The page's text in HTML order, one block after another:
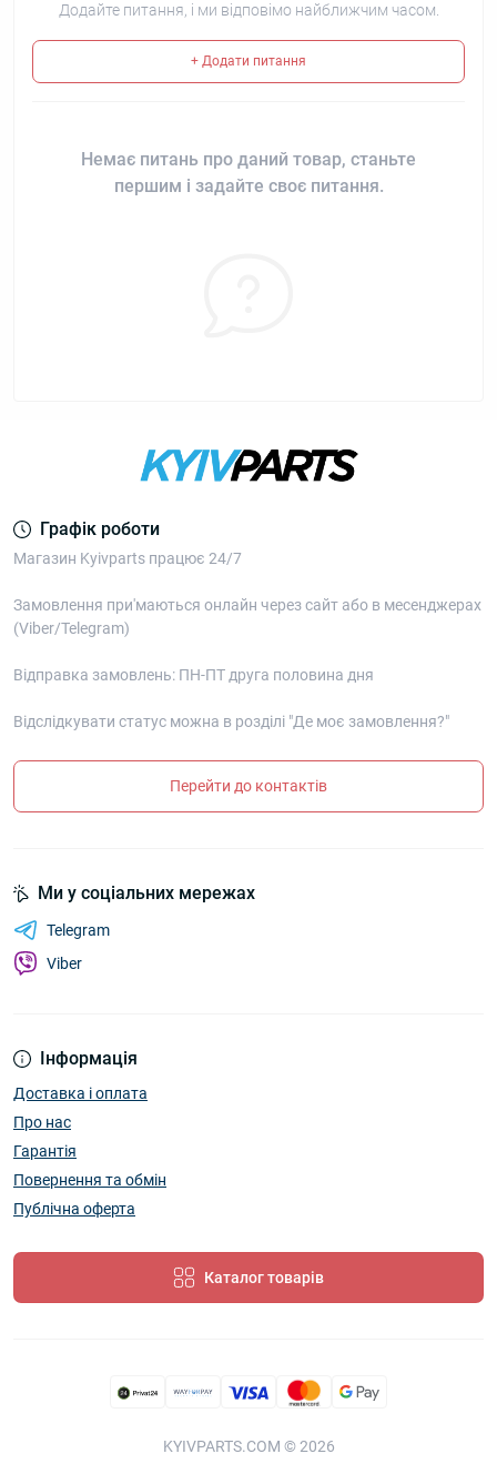
Додайте питання, і ми відповімо найближчим часом.
+ Додати питання
Немає питань про даний товар, станьте
першим і задайте своє питання.
Графік роботи
Магазин Kyivparts працює 24/7
Замовлення при'маються онлайн через сайт або в месенджерах
(Viber/Telegram)
Відправка замовлень: ПН-ПТ друга половина дня
Відслідкувати статус можна в розділі "Де моє замовлення?"
Перейти до контактів
Інформація
Доставка і оплата
Про нас
Гарантія
Повернення та обмін
Публічна оферта
Каталог товарів
Ми у соціальних мережах
Telegram
Viber
KYIVPARTS.COM © 2026